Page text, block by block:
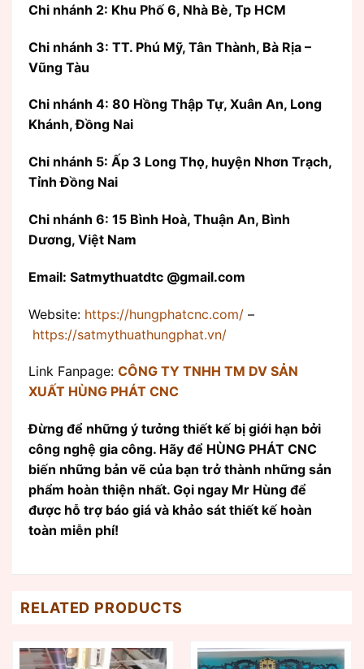
Chi nhánh 2: Khu Phố 6, Nhà Bè, Tp HCM
Chi nhánh 3: TT. Phú Mỹ, Tân Thành, Bà Rịa –
Vũng Tàu
Chi nhánh 4: 80 Hồng Thập Tự, Xuân An, Long
Khánh, Đồng Nai
Chi nhánh 5: Ấp 3 Long Thọ, huyện Nhơn Trạch,
Tỉnh Đồng Nai
Chi nhánh 6: 15 Bình Hoà, Thuận An, Bình
Dương, Việt Nam
Email: Satmythuatdtc @gmail.com
Website: https://hungphatcnc.com/ –
https://satmythuathungphat.vn/
Link Fanpage: CÔNG TY TNHH TM DV SẢN
XUẤT HÙNG PHÁT CNC
Đừng để những ý tưởng thiết kế bị giới hạn bởi
công nghệ gia công. Hãy để HÙNG PHÁT CNC
biến những bản vẽ của bạn trở thành những sản
phẩm hoàn thiện nhất. Gọi ngay Mr Hùng để
được hỗ trợ báo giá và khảo sát thiết kế hoàn
toàn miễn phí!
RELATED PRODUCTS